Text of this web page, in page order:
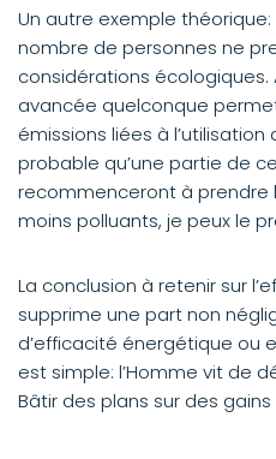
Un autre exemple théorique:
nombre de personnes ne
considérations écologiques.
avancée quelconque
émissions liées à
probable qu’une partie de
recommenceront à prendre
moins polluants, je peux le
La conclusion à retenir sur
supprime une part non
d’efficacité énergétique ou
est simple: l’Homme vit de
Bâtir des plans sur des